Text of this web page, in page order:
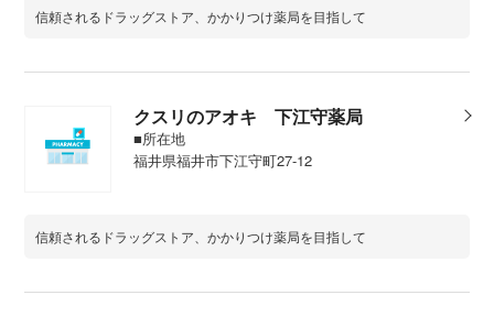
信頼されるドラッグストア、かかりつけ薬局を目指して
クスリのアオキ 下江守薬局
■所在地
福井県福井市下江守町27-12
信頼されるドラッグストア、かかりつけ薬局を目指して